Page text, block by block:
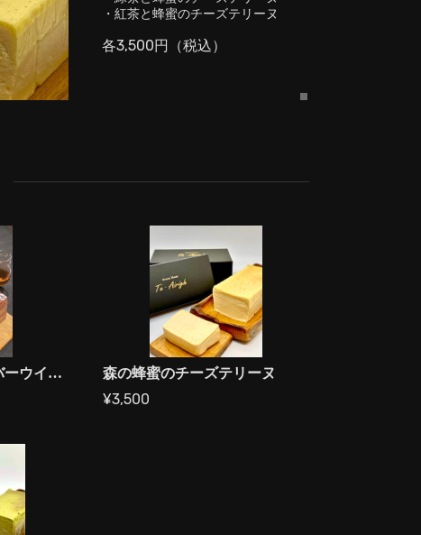
・紅茶と蜂蜜のチーズテリーヌ
各3,500円（税込）
【プレミアム】シルバーウイスキーショコラ 森の蜂蜜のチーズテリーヌ
¥3,500